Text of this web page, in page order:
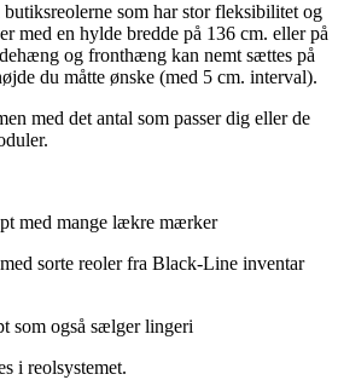
som har stor fleksibilitet og
med en hylde bredde på 136 cm. eller på
og fronthæng kan nemt sættes på
du måtte ønske (med 5 cm. interval).
med det antal som passer dig eller de
sorte reoler fra Black-Line inventar
i reolsystemet.